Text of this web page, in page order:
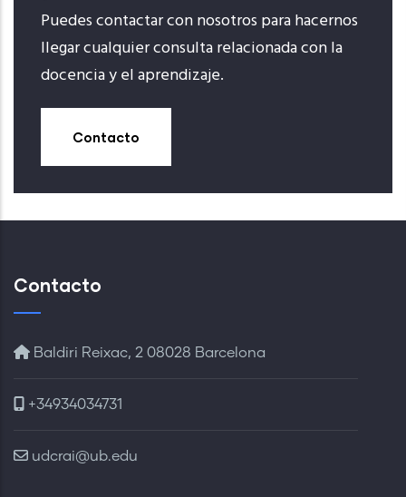
Puedes contactar con nosotros para hacernos
llegar cualquier consulta relacionada con la
docencia y el aprendizaje.
Contacto
Contacto
Baldiri Reixac, 2 08028 Barcelona
+34934034731
udcrai@ub.edu